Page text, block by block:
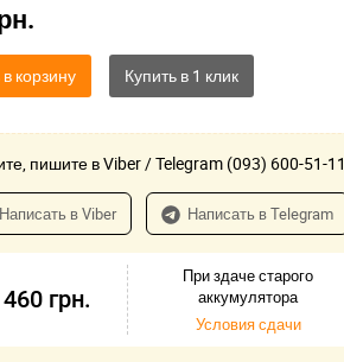
корзину
пишите в Viber / Telegram (093) 600-51-11
Написать в Viber Написать в Telegram
грн.
При здаче старого
аккумулятора
Условия сдачи